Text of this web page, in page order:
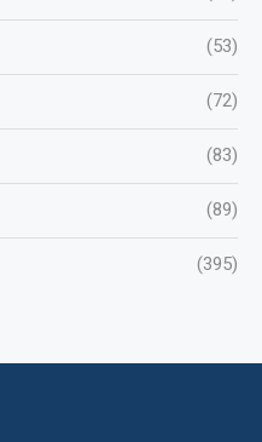
(53)
(72)
(83)
(89)
(395)